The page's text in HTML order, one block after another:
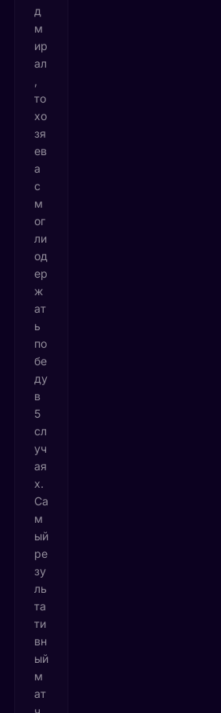
д
м
ир
ал
то
хо
зя
ев
а
с
м
ог
ли
од
ер
ж
ат
ь
по
бе
ду
в
5
сл
уч
ая
х.
Са
м
ый
ре
зу
ль
та
ти
вн
ый
м
ат